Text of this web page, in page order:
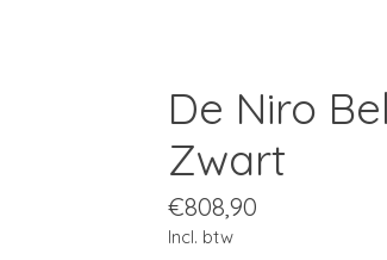
De Niro
Zwart
€808,90
Incl. btw